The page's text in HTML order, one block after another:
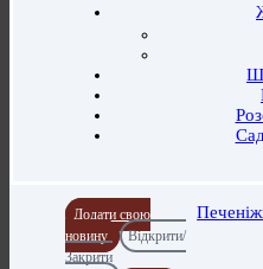
Додати свою
новину
Відкрити/
Закрити